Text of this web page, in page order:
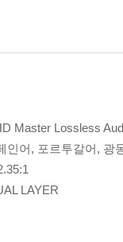
Master Lossless
인어, 포르투갈어, 광
LAYER